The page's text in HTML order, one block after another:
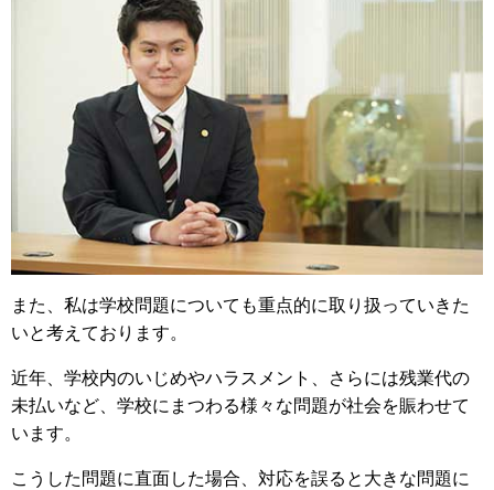
また、私は学校問題についても重点的に取り扱っていきた
いと考えております。
近年、学校内のいじめやハラスメント、さらには残業代の
未払いなど、学校にまつわる様々な問題が社会を賑わせて
います。
こうした問題に直面した場合、対応を誤ると大きな問題に